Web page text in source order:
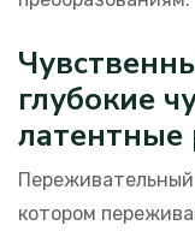
глубокие
латентные
Переживательный
котором